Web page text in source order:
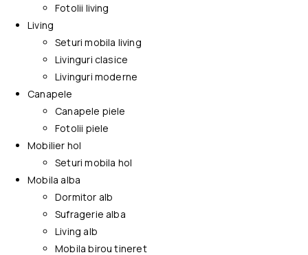
Fotolii living
Living
Seturi mobila living
Livinguri clasice
Livinguri moderne
Canapele
Canapele piele
Fotolii piele
Mobilier hol
Seturi mobila hol
Mobila alba
Dormitor alb
Sufragerie alba
Living alb
Mobila birou tineret